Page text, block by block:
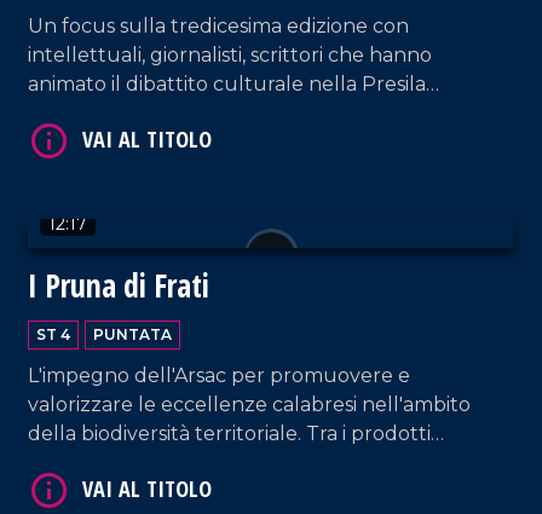
Un focus sulla tredicesima edizione con
intellettuali, giornalisti, scrittori che hanno
animato il dibattito culturale nella Presila
12:17
I Pruna di Frati
ST 4 PUNTATA
L'impegno dell'Arsac per promuovere e
valorizzare le eccellenze calabresi nell'ambito
della biodiversità territoriale. Tra i prodotti
Terranova Sappo Minulio.
VAI AL TITOLO
VAI AL TITOLO